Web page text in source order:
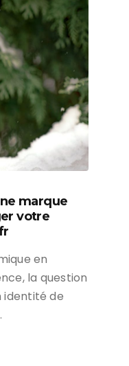
marque
votre
en
la question
identité de